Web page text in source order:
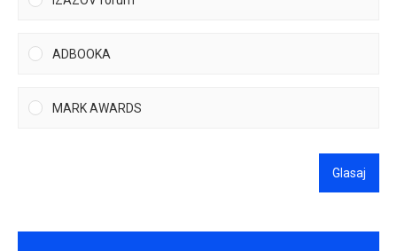
ADBOOKA
MARK AWARDS
Glasaj